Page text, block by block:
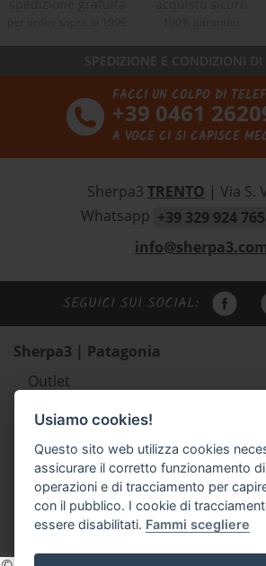
SPEDIZIONE E CONDIZIONI
FACCI UN COLPO DI
+39 0461
A VOCE CI SI CAPISCE
Sherpa3 TRENTO | Via S.
Whatsapp +39 329 924
info@sherpa3.com
SEGUICI SUI SOCIAL:
Sherpa3 | Patagonia
Outlet
Abbigliamento donna Patagonia
Abbigliamento bambino Patagonia
Zaini e borse Patagonia
Scarpe outdoor Scarpa e Lizard
Accessori
Usiamo cookies!
Questo sito web utilizza cookies
assicurare il corretto funzionamento
operazioni e di tracciamento per
con il pubblico. I cookie di
essere disabilitati. Fammi scegliere